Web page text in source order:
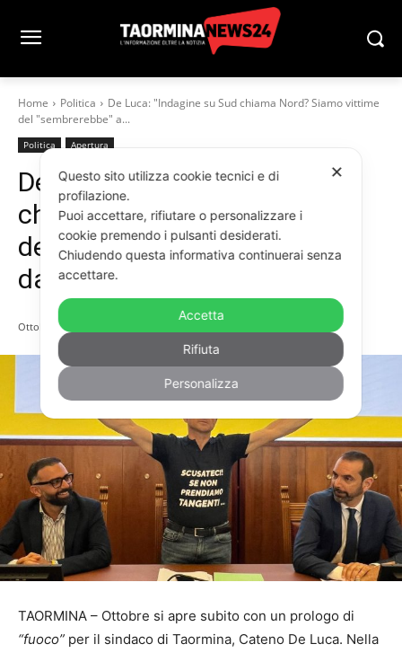
Home Politica
De Luca: "Indagine su Sud chiama Nord? Siamo vittime
del "sembrerebbe" a...
Politica Apertura
De Luca: “Indagine su Sud
chiama Nord? Siamo vittime
del “sembrerebbe” a 3 giorni
dalle Regionali in Calabria”
Ottobre 2, 2025
TAORMINA – Ottobre si apre subito con un prologo di
“fuoco” per il sindaco di Taormina, Cateno De Luca. Nella
✕
Questo sito utilizza cookie tecnici e di
profilazione.
Puoi accettare, rifiutare o personalizzare i
cookie premendo i pulsanti desiderati.
Chiudendo questa informativa continuerai senza
accettare.
Accetta
Rifiuta
Personalizza